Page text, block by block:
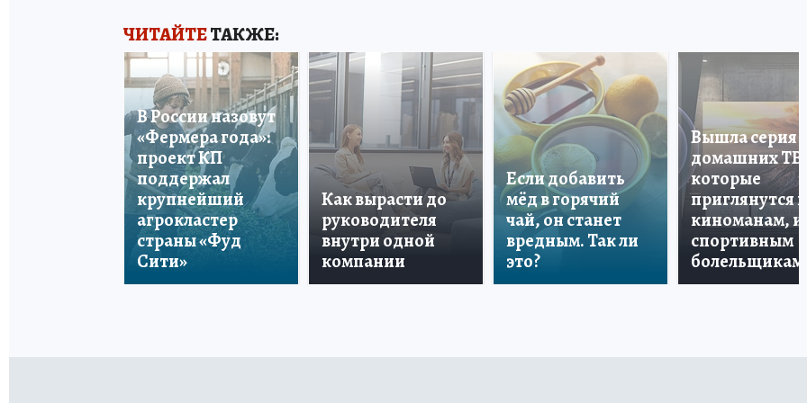
ЧИТАЙТЕТАКЖЕ:
В России назовут
«Фермера года»:
проект КП
поддержал
крупнейший
агрокластер
страны «Фуд
Сити»
Как вырасти до
руководителя
внутри одной
компании
Если добавить
мёд в горячий
чай, он станет
вредным. Так ли
это?
Вышла серия
домашних ТВ,
которые
приглянутся и
киноманам, и
спортивным
болельщикам